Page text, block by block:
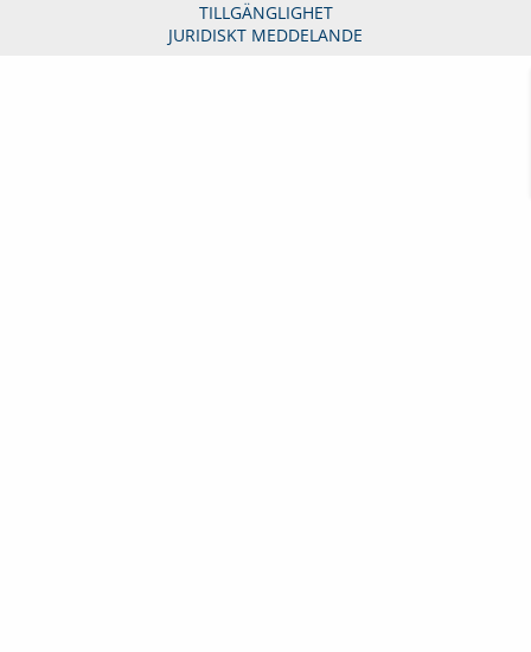
TILLGÄNGLIGHET
JURIDISKT MEDDELANDE